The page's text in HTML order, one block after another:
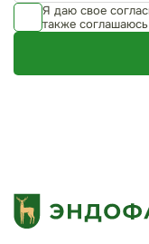
Я даю свое
также